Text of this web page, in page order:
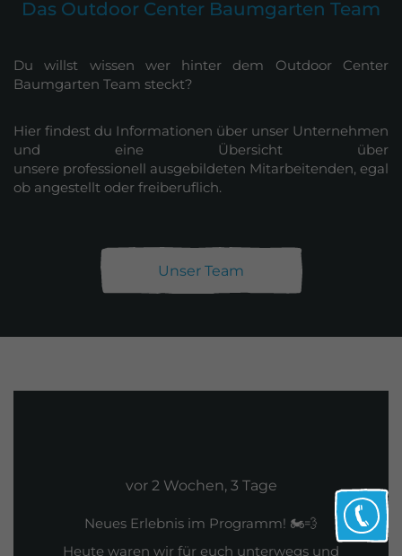
Das Outdoor Center Baumgarten Team
Du willst wissen wer hinter dem Outdoor Center
Baumgarten Team steckt?
Hier findest du Informationen über unser Unternehmen
und eine Übersicht über
unsere professionell ausgebildeten Mitarbeitenden, egal
ob angestellt oder freiberuflich.
Unser Team
vor 2 Wochen, 3 Tage
Neues Erlebnis im Programm! 🏍️💨
Heute waren wir für euch unterwegs und